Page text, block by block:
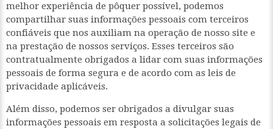
melhor experiência de pôquer possível, podemos
compartilhar suas informações pessoais com terceiros
confiáveis que nos auxiliam na operação de nosso site e
na prestação de nossos serviços. Esses terceiros são
contratualmente obrigados a lidar com suas informações
pessoais de forma segura e de acordo com as leis de
privacidade aplicáveis.
Além disso, podemos ser obrigados a divulgar suas
informações pessoais em resposta a solicitações legais de